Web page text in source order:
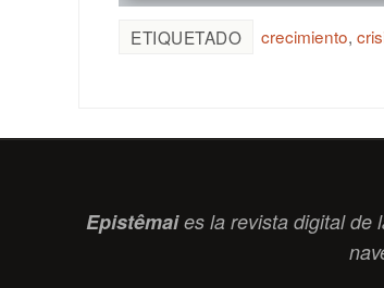
ETIQUETADO crecimiento,
Epistêmaies la revista digital de